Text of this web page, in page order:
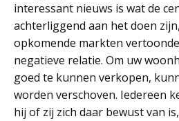
interessant nieuws is wat de
achterliggend aan het doen
opkomende markten
negatieve relatie. Om uw
goed te kunnen verkopen,
worden verschoven. Iedereen
hij of zij zich daar bewust van